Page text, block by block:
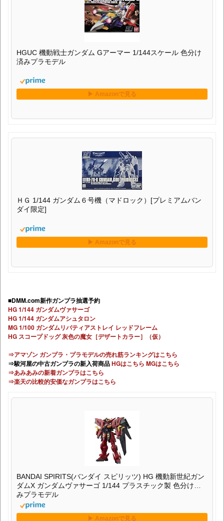
HGUC 機動戦士ガンダム Gアーマー 1/144スケール 色分け
済みプラモデル
ＨＧ 1/144 ガンダム６号機（マドロック）[プレミアムバン
ダイ限定]
■DMM.com新作ガンプラ抽選予約
HG 1/144 ガンダムヴァサーゴ
HG 1/144 ガンダムアシュタロン
MG 1/100 ガンダムリバティアストレイ レッドフレーム
HG スコープドッグ 灰色の魔女［デザートカラー］（仮）
⇒アマゾン ガンプラ・プラモデルの売れ筋ランキングはこちら
⇒駿河屋の中古ガンプラの新入荷商品HGはこちら MGはこちら
⇒あみあみの新着ガンプラはこちら
⇒楽天の比較的安価なガンプラはこちら
BANDAI SPIRITS(バンダイ スピリッツ) HG 機動新世紀ガン
ダムX ガンダムヴァサーゴ 1/144 プラスチック製 色分け済
みプラモデル